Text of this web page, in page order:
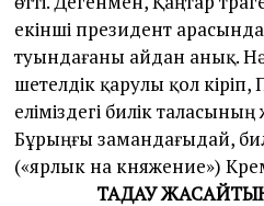
екінші президент
туындағаны айдан анық.
шетелдік қарулы қол
еліміздегі билік
Бұрыңғы замандағыдай,
(«ярлык на княжение»)
ТАҢДАУ